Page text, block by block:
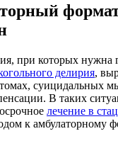
при которых нужна
делирия,
суицидальных
В таких
лечение в
к амбулаторному